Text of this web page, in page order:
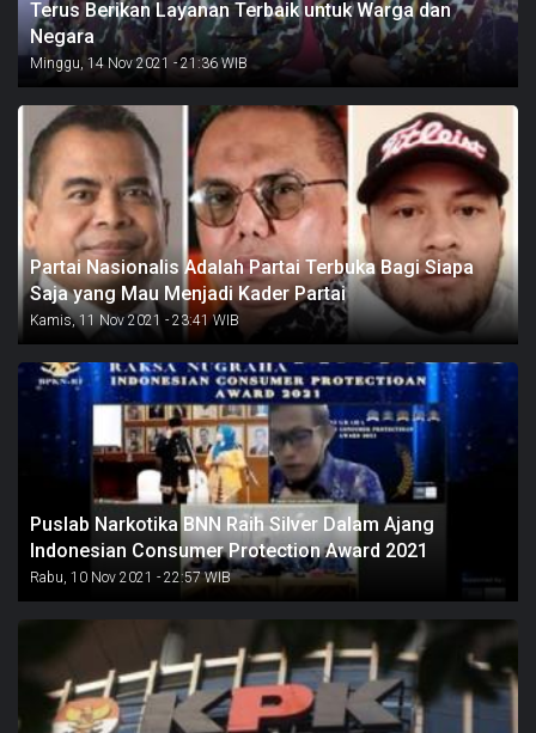
Terus Berikan Layanan Terbaik untuk Warga dan
Negara
Minggu, 14 Nov 2021 - 21:36 WIB
Partai Nasionalis Adalah Partai Terbuka Bagi Siapa
Saja yang Mau Menjadi Kader Partai
Kamis, 11 Nov 2021 - 23:41 WIB
Puslab Narkotika BNN Raih Silver Dalam Ajang
Indonesian Consumer Protection Award 2021
Rabu, 10 Nov 2021 - 22:57 WIB